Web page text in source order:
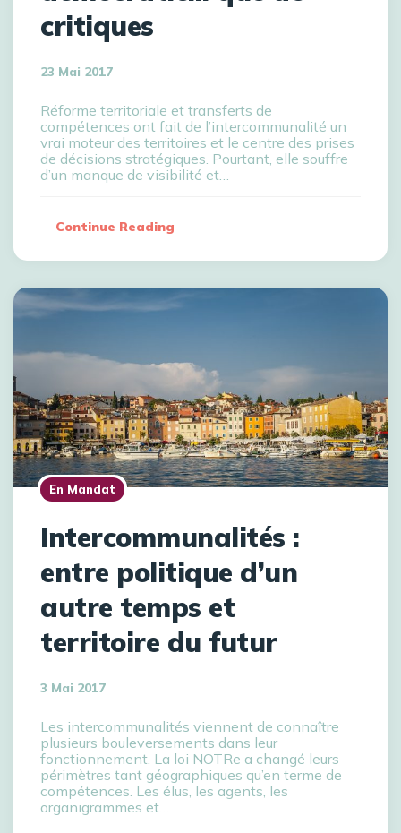
critiques
23 Mai 2017
Réforme territoriale et transferts de
compétences ont fait de l’intercommunalité un
vrai moteur des territoires et le centre des prises
de décisions stratégiques. Pourtant, elle souffre
d’un manque de visibilité et…
Continue Reading
En Mandat
Intercommunalités :
entre politique d’un
autre temps et
territoire du futur
3 Mai 2017
Les intercommunalités viennent de connaître
plusieurs bouleversements dans leur
fonctionnement. La loi NOTRe a changé leurs
périmètres tant géographiques qu’en terme de
compétences. Les élus, les agents, les
organigrammes et…